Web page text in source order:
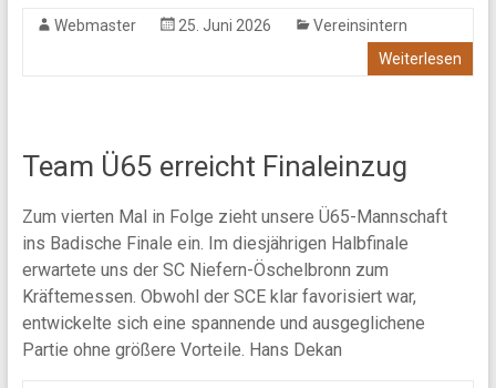
Webmaster 25. Juni 2026
Vereinsintern
Weiterlesen
Team Ü65 erreicht Finaleinzug
Zum vierten Mal in Folge zieht unsere Ü65-Mannschaft
ins Badische Finale ein. Im diesjährigen Halbfinale
erwartete uns der SC Niefern-Öschelbronn zum
Kräftemessen. Obwohl der SCE klar favorisiert war,
entwickelte sich eine spannende und ausgeglichene
Partie ohne größere Vorteile. Hans Dekan